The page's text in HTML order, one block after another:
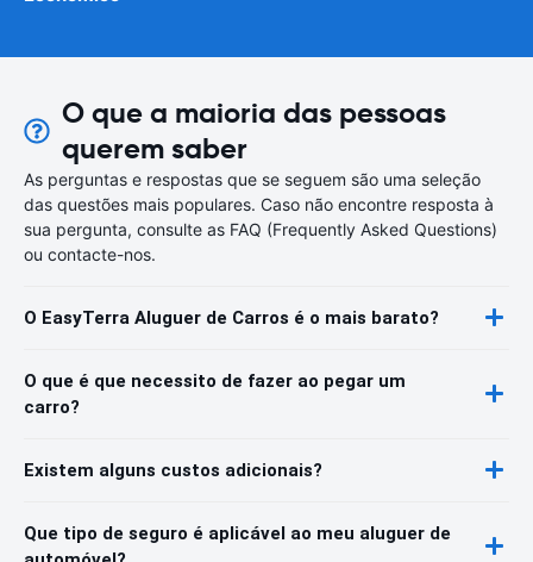
O que a maioria das pessoas
querem saber
As perguntas e respostas que se seguem são uma seleção
das questões mais populares. Caso não encontre resposta à
sua pergunta, consulte as FAQ (Frequently Asked Questions)
ou contacte-nos.
O EasyTerra Aluguer de Carros é o mais barato?
O que é que necessito de fazer ao pegar um
carro?
Existem alguns custos adicionais?
Que tipo de seguro é aplicável ao meu aluguer de